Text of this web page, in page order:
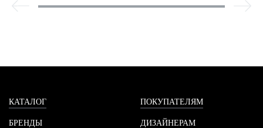
КАТАЛОГ
БРЕНДЫ
ПОКУПАТЕЛЯМ
ДИЗАЙНЕРАМ